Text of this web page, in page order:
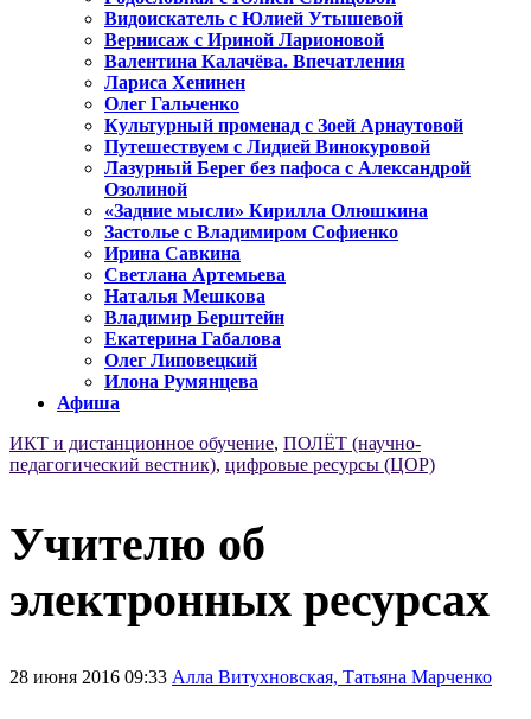
Видоискатель с Юлией Утышевой
Вернисаж с Ириной Ларионовой
Валентина Калачёва. Впечатления
Лариса Хенинен
Олег Гальченко
Культурный променад с Зоей Арнаутовой
Путешествуем с Лидией Винокуровой
Лазурный Берег без пафоса с Александрой
Озолиной
«Задние мысли» Кирилла Олюшкина
Застолье с Владимиром Софиенко
Ирина Савкина
Светлана Артемьева
Наталья Мешкова
Владимир Берштейн
Екатерина Габалова
Олег Липовецкий
Илона Румянцева
Афиша
ИКТ и дистанционное обучение, ПОЛЁТ (научно-
педагогический вестник), цифровые ресурсы (ЦОР)
Учителю об
электронных ресурсах
28 июня 2016 09:33 Алла Витухновская, Татьяна Марченко